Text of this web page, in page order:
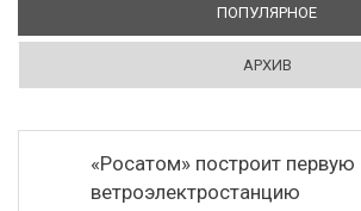
ПОПУЛЯРНОЕ
АРХИВ
«Росатом» построит первую
ветроэлектростанцию